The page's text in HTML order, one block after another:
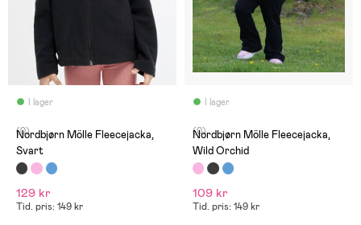
I lager
(0)
Nordbjørn Mölle Fleecejacka,
Svart
129 kr
Tid. pris: 149 kr
I lager
(0)
Nordbjørn Mölle Fleecejacka,
Wild Orchid
109 kr
Tid. pris: 149 kr